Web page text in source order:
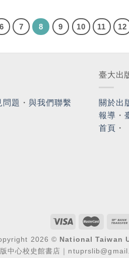
6 7 8 9 10 11 12
問題 ・與我們聯繫
臺大出
關於出
報導 ・
首頁 ・
2026 © National Taiwan
中心校史館書店｜